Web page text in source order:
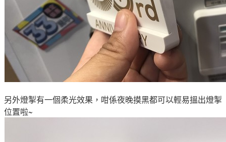
另外燈掣有一個柔光效果，咁係夜晚摸黑都可以輕易搵出燈掣
位置啦~